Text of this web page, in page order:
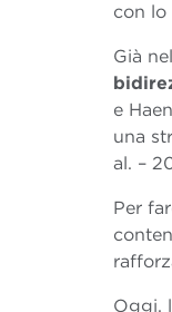
con lo
Già
e
una
al. –
Per
Oggi,